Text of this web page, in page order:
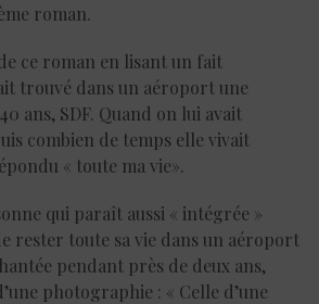
roman.
de ce roman en lisant un fait
trouvé dans un aéroport une
ans, SDF. Quand on lui avait
combien de temps elle vivait
« toute ma vie».
qui paraît aussi « intégrée »
rester toute sa vie dans un aéroport
pendant près de deux ans,
photographie : « Celle d’une